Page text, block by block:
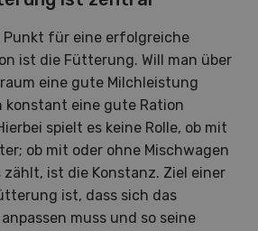
Punkt für eine erfolgreiche
ist die Fütterung. Will man über
eine gute Milchleistung
konstant eine gute Ration
spielt es keine Rolle, ob mit
ob mit oder ohne Mischwagen
ist die Konstanz. Ziel einer
ist, dass sich das
muss und so seine